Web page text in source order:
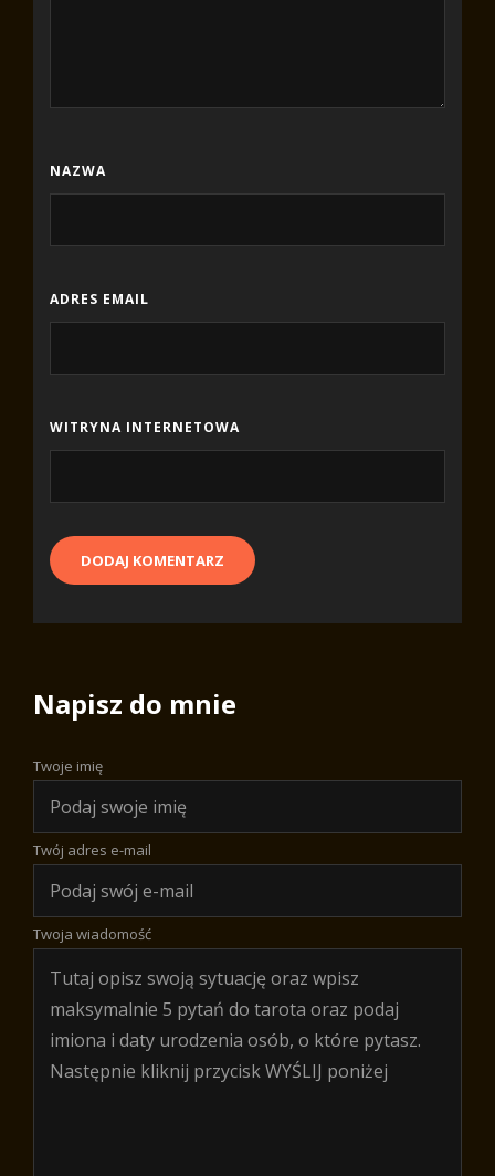
NAZWA
ADRES EMAIL
WITRYNA INTERNETOWA
Napisz do mnie
Twoje imię
Twój adres e-mail
Twoja wiadomość